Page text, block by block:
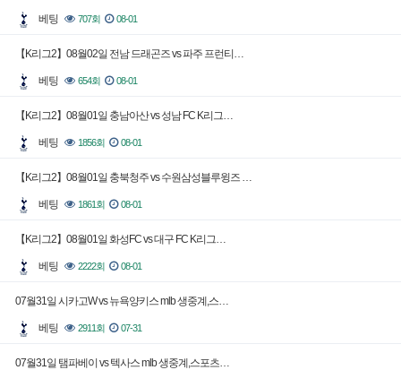
베팅 707회 08-01
【K리그2】08월02일 전남 드래곤즈 vs 파주 프런티…
베팅 654회 08-01
【K리그2】08월01일 충남아산 vs 성남 FC K리그…
베팅 1856회 08-01
【K리그2】08월01일 충북청주 vs 수원삼성블루윙즈 …
베팅 1861회 08-01
【K리그2】08월01일 화성FC vs 대구 FC K리그…
베팅 2222회 08-01
07월31일 시카고W vs 뉴욕양키스 mlb 생중계,스…
베팅 2911회 07-31
07월31일 탬파베이 vs 텍사스 mlb 생중계,스포츠…